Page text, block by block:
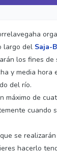
largo del Saja-
los fines de
y media hora
del río.
máximo de
cuando
se
hacerlo